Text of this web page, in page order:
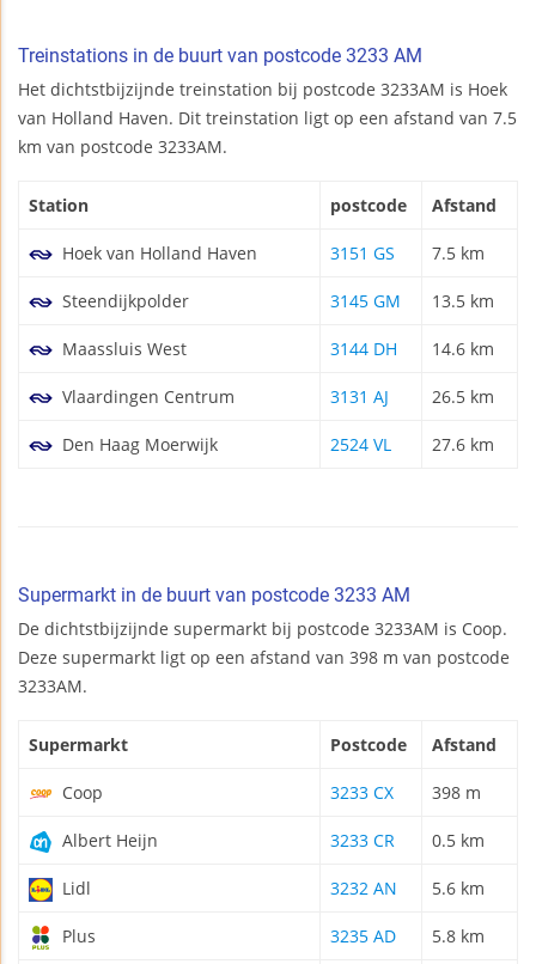
Treinstations in de buurt van postcode 3233 AM
Het dichtstbijzijnde treinstation bij postcode 3233AM is Hoek
van Holland Haven. Dit treinstation ligt op een afstand van 7.5
km van postcode 3233AM.
Station postcode Afstand
Hoek van Holland Haven 3151 GS 7.5 km
Steendijkpolder 3145 GM 13.5 km
Maassluis West 3144 DH 14.6 km
Vlaardingen Centrum 3131 AJ 26.5 km
Den Haag Moerwijk 2524 VL 27.6 km
Supermarkt in de buurt van postcode 3233 AM
De dichtstbijzijnde supermarkt bij postcode 3233AM is Coop.
Deze supermarkt ligt op een afstand van 398 m van postcode
3233AM.
Supermarkt Postcode Afstand
Coop 3233 CX 398 m
Albert Heijn 3233 CR 0.5 km
Lidl 3232 AN 5.6 km
Plus 3235 AD 5.8 km